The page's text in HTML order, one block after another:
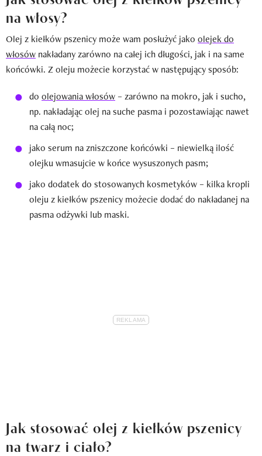
na włosy?
Olej z kiełków pszenicy może wam posłużyć jako olejek do
włosów nakładany zarówno na całej ich długości, jak i na same
końcówki. Z oleju możecie korzystać w następujący sposób:
do olejowania włosów – zarówno na mokro, jak i sucho,
np. nakładając olej na suche pasma i pozostawiając nawet
na całą noc;
jako serum na zniszczone końcówki – niewielką ilość
olejku wmasujcie w końce wysuszonych pasm;
jako dodatek do stosowanych kosmetyków – kilka kropli
oleju z kiełków pszenicy możecie dodać do nakładanej na
pasma odżywki lub maski.
Jak stosować olej z kiełków pszenicy
na twarz i ciało?